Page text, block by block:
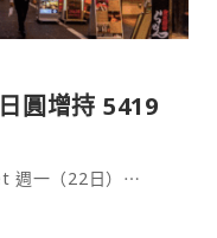
圓增持 5419
週一（22日）⋯